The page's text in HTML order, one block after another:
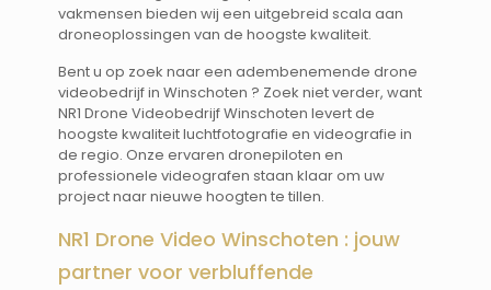
vakmensen bieden wij een uitgebreid scala aan
droneoplossingen van de hoogste kwaliteit.
Bent u op zoek naar een adembenemende drone
videobedrijf in Winschoten ? Zoek niet verder, want
NR1 Drone Videobedrijf Winschoten levert de
hoogste kwaliteit luchtfotografie en videografie in
de regio. Onze ervaren dronepiloten en
professionele videografen staan klaar om uw
project naar nieuwe hoogten te tillen.
NR1 Drone Video Winschoten : jouw
partner voor verbluffende